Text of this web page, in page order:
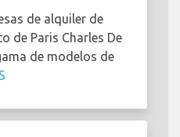
de alquiler de
de Paris Charles De
de modelos de